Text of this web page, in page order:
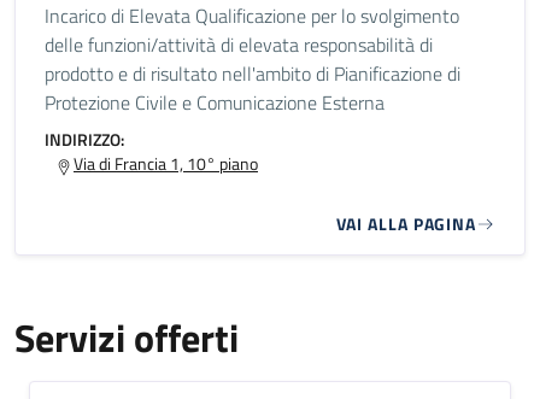
Incarico di Elevata Qualificazione per lo svolgimento
delle funzioni/attività di elevata responsabilità di
prodotto e di risultato nell'ambito di Pianificazione di
Protezione Civile e Comunicazione Esterna
INDIRIZZO:
Via di Francia 1, 10° piano
VAI ALLA PAGINA
Servizi offerti